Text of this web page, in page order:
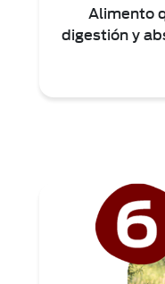
Alimento
digestión y